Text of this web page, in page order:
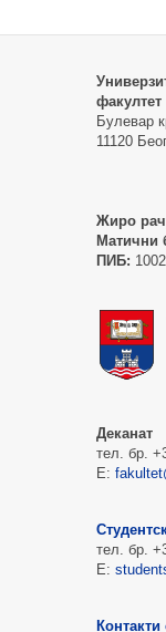
факултет
Булевар
11120
Жиро
Матични
ПИБ:
Деканат
тел. бр.
Е:
тел. бр.
Е: